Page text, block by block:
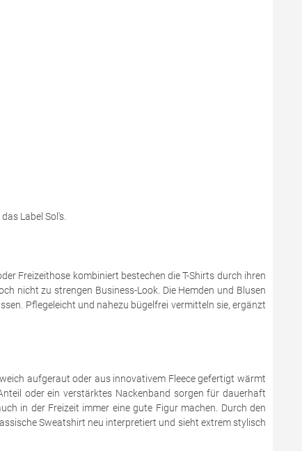
Label Sol's.
Freizeithose kombiniert bestechen die T-Shirts durch ihren
nicht zu strengen Business-Look. Die Hemden und Blusen
Pflegeleicht und nahezu bügelfrei vermitteln sie, ergänzt
aufgeraut oder aus innovativem Fleece gefertigt wärmt
oder ein verstärktes Nackenband sorgen für dauerhaft
in der Freizeit immer eine gute Figur machen. Durch den
Sweatshirt neu interpretiert und sieht extrem stylisch